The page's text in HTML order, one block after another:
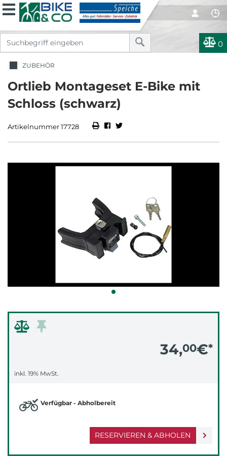
0
ZUBEHÖR
Ortlieb Montageset E-Bike mit
Schloss (schwarz)
Artikelnummer 17728
34,00€*
inkl. 19% MwSt.
RESERVIEREN & ABHOLEN
Verfügbar - Abholbereit